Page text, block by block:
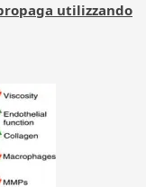
utilizzando